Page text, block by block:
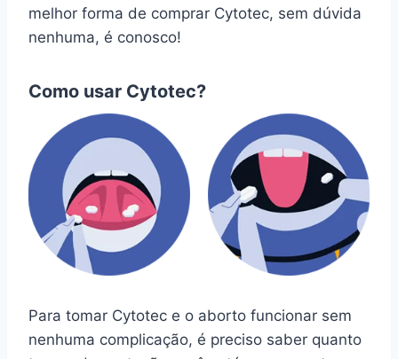
melhor forma de comprar Cytotec, sem dúvida
nenhuma, é conosco!
Como usar Cytotec?
Para tomar Cytotec e o aborto funcionar sem
nenhuma complicação, é preciso saber quanto